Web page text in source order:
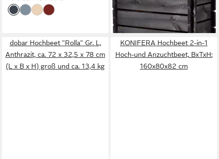
lieferbar - in 4-5 Werktagen bei dir
dobar Hochbeet "Rolla" Gr. L,
Anthrazit, ca. 72 x 32,5 x 78 cm
(L x B x H) groß und ca. 13,4 kg
KONIFERA Hochbeet 2-in-1
Hoch-und Anzuchtbeet, BxTxH:
160x80x82 cm